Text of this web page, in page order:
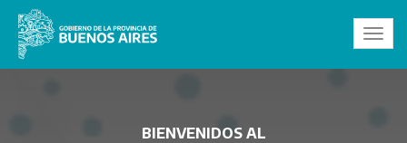
BIENVENIDOS AL